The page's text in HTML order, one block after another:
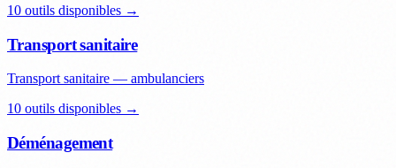
10 outils disponibles →
Transport sanitaire
Transport sanitaire — ambulanciers
10 outils disponibles →
Déménagement